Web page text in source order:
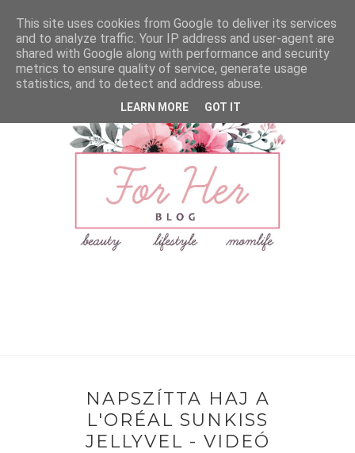
NAPSZÍTTA HAJ A
L'ORÉAL SUNKISS
JELLYVEL - VIDEÓ
This site uses cookies from Google to deliver its services
and to analyze traffic. Your IP address and user-agent are
shared with Google along with performance and security
metrics to ensure quality of service, generate usage
statistics, and to detect and address abuse.
LEARN MORE GOT IT